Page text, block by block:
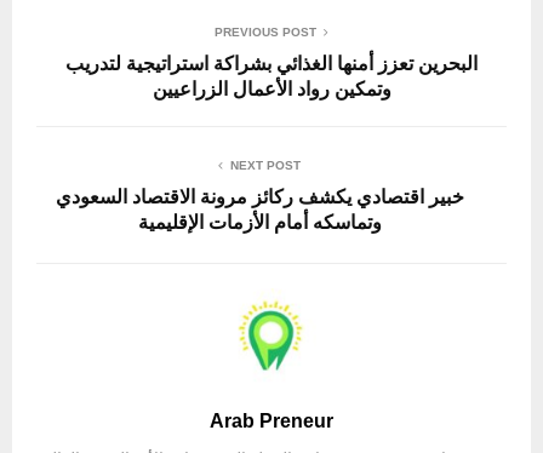
PREVIOUS POST
البحرين تعزز أمنها الغذائي بشراكة استراتيجية لتدريب
وتمكين رواد الأعمال الزراعيين
NEXT POST
خبير اقتصادي يكشف ركائز مرونة الاقتصاد السعودي
وتماسكه أمام الأزمات الإقليمية
Arab Preneur